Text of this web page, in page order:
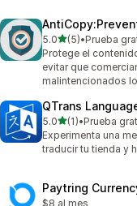
5.0de 5 estrellas
(5)
5 reseñas en total
•Prueba
Protege el
evitar que
malintencionados
QTrans
5.0de 5 estrellas
(1)
1 reseñas en total
•Prueba
Experimenta una
traducir tu tienda y
Paytring
$8 al mes